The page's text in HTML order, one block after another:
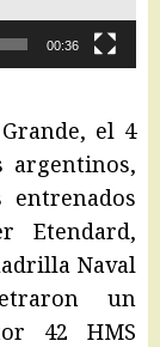
00:36
el 4
argentinos,
Etendard,
Naval
un
42 HMS